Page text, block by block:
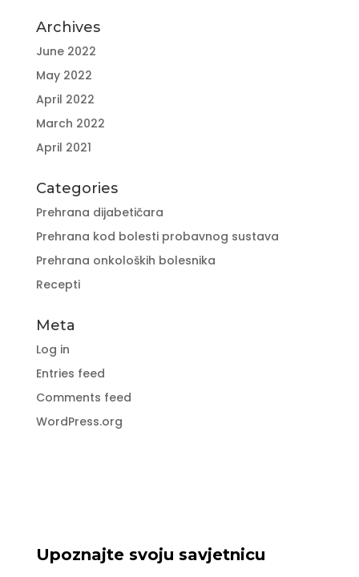
Archives
June 2022
May 2022
April 2022
March 2022
April 2021
Categories
Prehrana dijabetičara
Prehrana kod bolesti probavnog sustava
Prehrana onkoloških bolesnika
Recepti
Meta
Log in
Entries feed
Comments feed
WordPress.org
Upoznajte svoju savjetnicu